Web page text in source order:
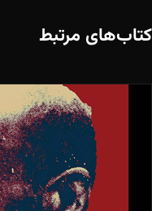
کتاب‌های مرتبط